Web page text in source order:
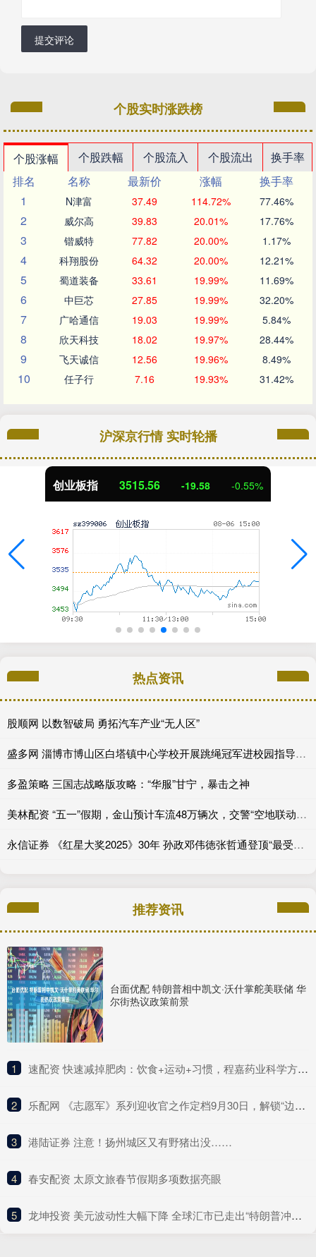
提交评论
个股实时涨跌榜
个股涨幅 个股跌幅 个股流入 个股流出
换手率
排名
名称 最新价 涨幅
换手率
1
N津富 37.49 114.72% 77.46%
2 威尔高 39.83 20.01% 17.76%
3 锴威特 77.82 20.00% 1.17%
4 科翔股份 64.32 20.00% 12.21%
5 蜀道装备 33.61 19.99% 11.69%
6 中巨芯 27.85 19.99% 32.20%
7 广哈通信 19.03 19.99% 5.84%
8 欣天科技 18.02 19.97% 28.44%
9 飞天诚信 12.56 19.96% 8.49%
10 任子行 7.16 19.93% 31.42%
沪深京行情 实时轮播
创业板指 3515.56 -19.58 -0.55%
热点资讯
股顺网 以数智破局 勇拓汽车产业“无人区”
盛多网 淄博市博山区白塔镇中心学校开展跳绳冠军进校园指导活动
多盈策略 三国志战略版攻略：“华服”甘宁，暴击之神
美林配资 “五一”假期，金山预计车流48万辆次，交警“空地联动”应对“大考”
永信证券 《红星大奖2025》30年 孙政邓伟徳张哲通登顶“最受欢迎潜力星”_角色_电视剧_新生代
推荐资讯
台面优配 特朗普相中凯文·沃什掌舵美联储 华
尔街热议政策前景
1 ​速配资 快速减掉肥肉：饮食+运动+习惯，程嘉药业科学方法全解析
2 ​乐配网 《志愿军》系列迎收官之作定档9月30日，解锁“边打边谈”新战局
3 ​港陆证券 注意！扬州城区又有野猪出没……
4 ​春安配资 太原文旅春节假期多项数据亮眼
5 ​龙坤投资 美元波动性大幅下降 全球汇市已走出“特朗普冲击”阴影？